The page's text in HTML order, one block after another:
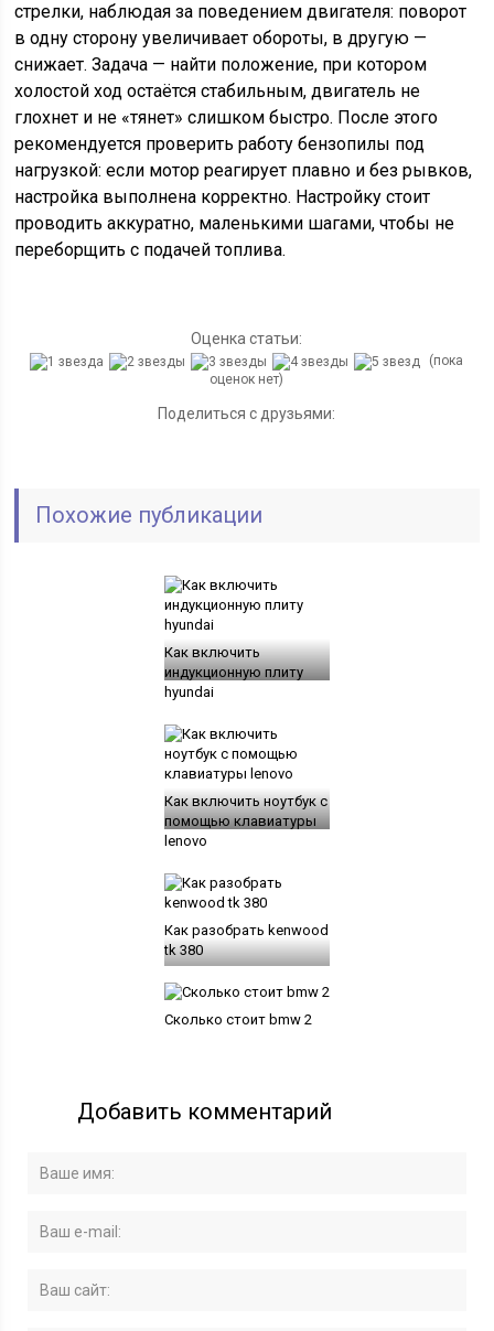
стрелки, наблюдая за поведением двигателя: поворот
в одну сторону увеличивает обороты, в другую —
снижает. Задача — найти положение, при котором
холостой ход остаётся стабильным, двигатель не
глохнет и не «тянет» слишком быстро. После этого
рекомендуется проверить работу бензопилы под
нагрузкой: если мотор реагирует плавно и без рывков,
настройка выполнена корректно. Настройку стоит
проводить аккуратно, маленькими шагами, чтобы не
переборщить с подачей топлива.
Оценка статьи:
(пока
оценок нет)
Поделиться с друзьями:
Похожие публикации
Как включить
индукционную плиту
hyundai
Как включить ноутбук с
помощью клавиатуры
lenovo
Как разобрать kenwood
tk 380
Сколько стоит bmw 2
Добавить комментарий